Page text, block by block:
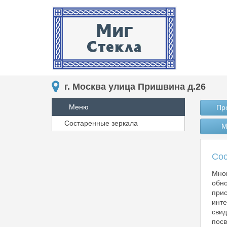
г. Москва улица Пришвина д.26
Меню
Состаренные зеркала